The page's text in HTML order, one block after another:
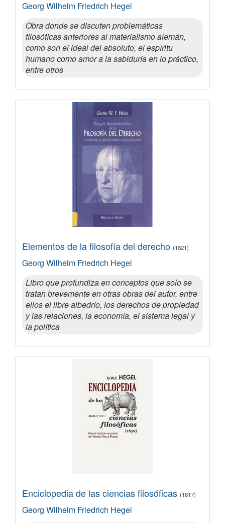
Georg Wilhelm Friedrich Hegel
Obra donde se discuten problemáticas
filosóficas anteriores al materialismo alemán,
como son el ideal del absoluto, el espíritu
humano como amor a la sabiduría en lo práctico,
entre otros
Elementos de la filosofía del derecho (1821)
Georg Wilhelm Friedrich Hegel
Libro que profundiza en conceptos que solo se
tratan brevemente en otras obras del autor, entre
ellos el libre albedrío, los derechos de propiedad
y las relaciones, la economía, el sistema legal y
la política
Enciclopedia de las ciencias filosóficas (1817)
Georg Wilhelm Friedrich Hegel